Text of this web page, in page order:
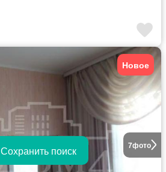
7фото
Новое
Сохранить поиск